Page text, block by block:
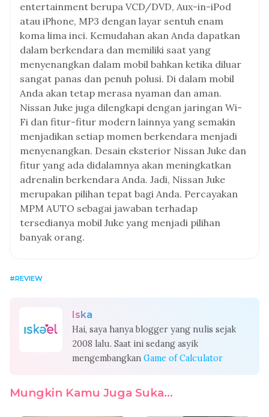
entertainment berupa VCD/DVD, Aux-in-iPod
atau iPhone, MP3 dengan layar sentuh enam
koma lima inci. Kemudahan akan Anda dapatkan
dalam berkendara dan memiliki saat yang
menyenangkan dalam mobil bahkan ketika diluar
sangat panas dan penuh polusi. Di dalam mobil
Anda akan tetap merasa nyaman dan aman.
Nissan Juke juga dilengkapi dengan jaringan Wi-
Fi dan fitur-fitur modern lainnya yang semakin
menjadikan setiap momen berkendara menjadi
menyenangkan. Desain eksterior Nissan Juke dan
fitur yang ada didalamnya akan meningkatkan
adrenalin berkendara Anda. Jadi, Nissan Juke
merupakan pilihan tepat bagi Anda. Percayakan
MPM AUTO sebagai jawaban terhadap
tersedianya mobil Juke yang menjadi pilihan
banyak orang.
REVIEW
Iska
Hai, saya hanya blogger yang nulis sejak
2008 lalu. Saat ini sedang asyik
mengembangkan Game of Calculator
Mungkin Kamu Juga Suka...